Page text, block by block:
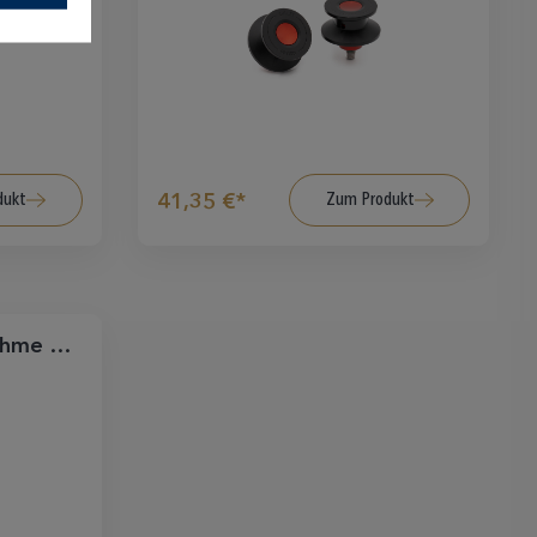
41,35 €* Zum Produkt
M8